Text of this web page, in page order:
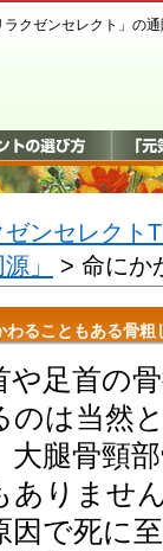
ゼンセレクト
」
> 命にか
わることもある骨粗
や足首の
のは当然
大腿骨頸
ありませ
因で死に
クゼンセレクト」の